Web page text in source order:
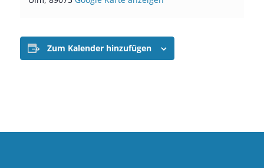
Zum Kalender hinzufügen